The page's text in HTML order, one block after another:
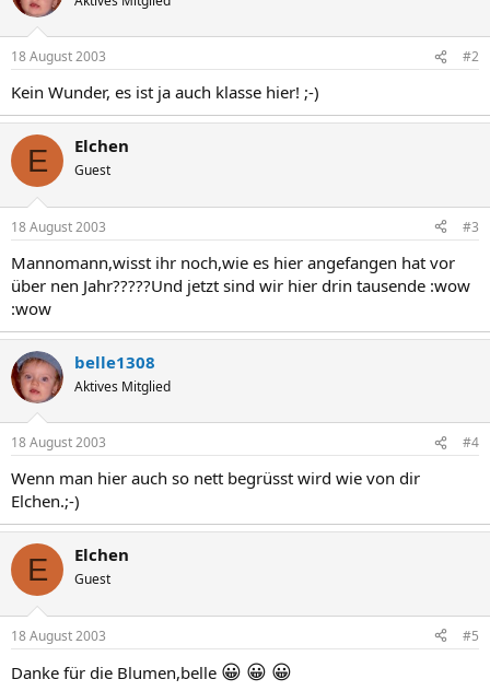
18 August 2003 #2
Kein Wunder, es ist ja auch klasse hier! ;-)
E Elchen
Guest
18 August 2003 #3
Mannomann,wisst ihr noch,wie es hier angefangen hat vor
über nen Jahr?????Und jetzt sind wir hier drin tausende :wow
:wow
belle1308
Aktives Mitglied
18 August 2003 #4
Wenn man hier auch so nett begrüsst wird wie von dir
Elchen.;-)
E Elchen
Guest
18 August 2003 #5
Danke für die Blumen,belle 😀 😀 😀